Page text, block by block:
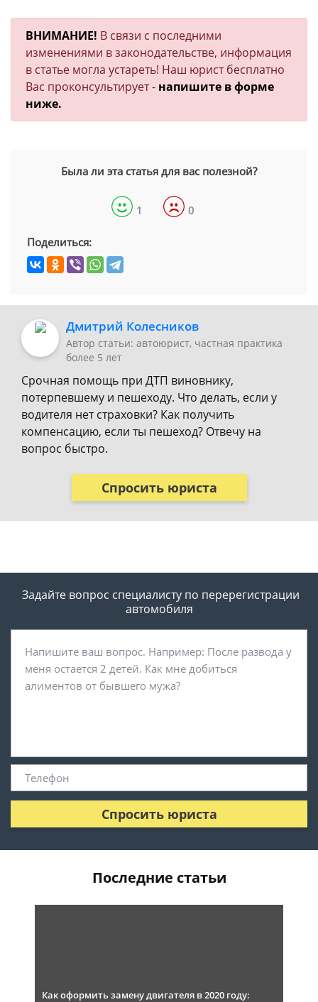
ВНИМАНИЕ! В связи с последними
изменениями в законодательстве, информация
в статье могла устареть! Наш юрист бесплатно
Вас проконсультирует - напишите в форме
ниже.
Была ли эта статья для вас полезной?
1 0
Поделиться:
Дмитрий Колесников
Автор статьи: автоюрист, частная практика
более 5 лет
Срочная помощь при ДТП виновнику,
потерпевшему и пешеходу. Что делать, если у
водителя нет страховки? Как получить
компенсацию, если ты пешеход? Отвечу на
вопрос быстро.
Спросить юриста
Задайте вопрос специалисту по перерегистрации
автомобиля
Спросить юриста
Последние статьи
Как оформить замену двигателя в 2020 году: